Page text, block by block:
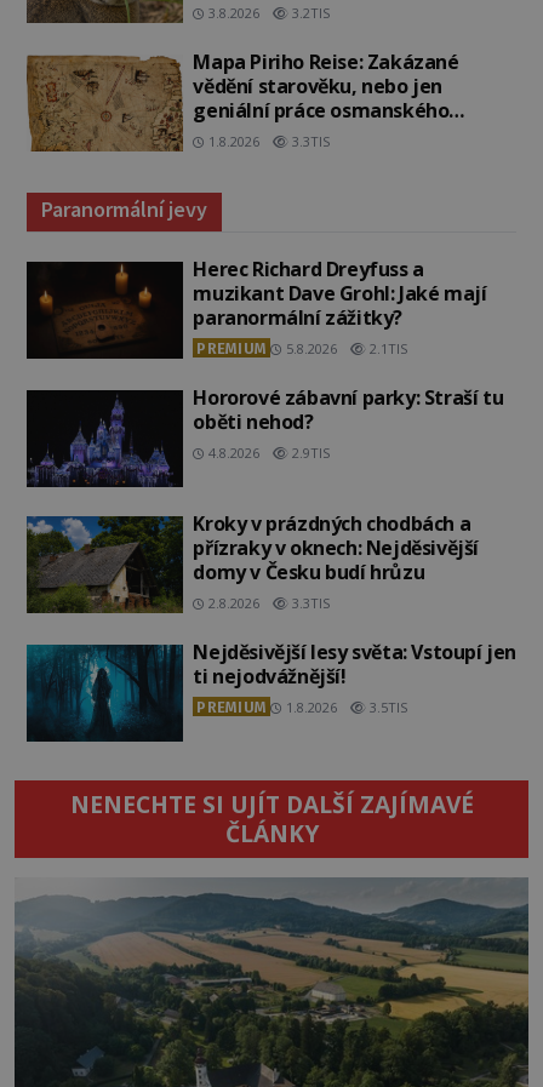
3.8.2026 3.2TIS
Mapa Piriho Reise: Zakázané
vědění starověku, nebo jen
geniální práce osmanského
admirála?
1.8.2026 3.3TIS
Paranormální jevy
Herec Richard Dreyfuss a
muzikant Dave Grohl: Jaké mají
paranormální zážitky?
PREMIUM 5.8.2026 2.1TIS
Hororové zábavní parky: Straší tu
oběti nehod?
4.8.2026 2.9TIS
Kroky v prázdných chodbách a
přízraky v oknech: Nejděsivější
domy v Česku budí hrůzu
2.8.2026 3.3TIS
Nejděsivější lesy světa: Vstoupí jen
ti nejodvážnější!
PREMIUM 1.8.2026 3.5TIS
NENECHTE SI UJÍT DALŠÍ ZAJÍMAVÉ
ČLÁNKY